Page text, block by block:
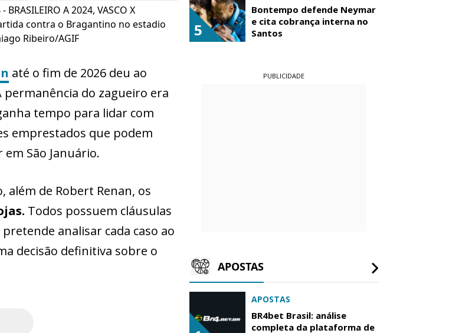
BRASILEIRO A 2024, VASCO X
contra o Bragantino no estadio
Ribeiro/AGIF
até o fim de 2026 deu ao
do zagueiro era
tempo para lidar com
emprestados que podem
São Januário.
de Robert Renan, os
Todos possuem cláusulas
analisar cada caso ao
decisão definitiva sobre o
5
Bontempo defende Neymar
e cita cobrança interna no
Santos
PUBLICIDADE
APOSTAS
APOSTAS
BR4bet Brasil: análise
completa da plataforma de